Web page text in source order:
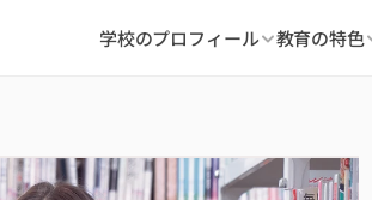
学校のプロフィール 教育の特色